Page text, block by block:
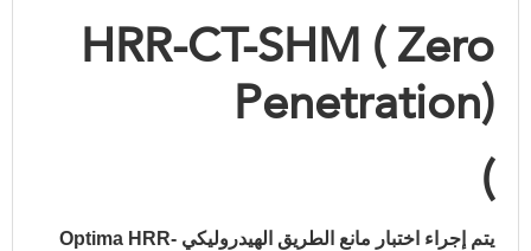
HRR-CT-SHM ( Zero
Penetration)
)
يتم إجراء اختبار مانع الطريق الهيدروليكي Optima HRR-